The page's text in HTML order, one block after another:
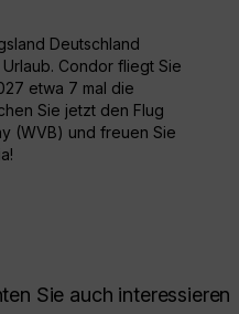
Deutschland
Condor fliegt Sie
etwa 7 mal die
Sie jetzt den Flug
(WVB) und freuen Sie
Sie auch interessieren